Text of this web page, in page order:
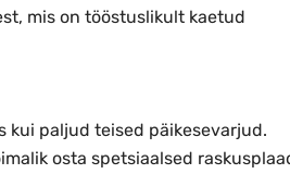
mis on tööstuslikult kaetud
kui paljud teised päikesevarjud.
osta spetsiaalsed